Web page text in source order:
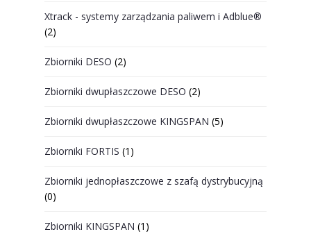
Xtrack - systemy zarządzania paliwem i Adblue®
(2)
Zbiorniki DESO (2)
Zbiorniki dwupłaszczowe DESO (2)
Zbiorniki dwupłaszczowe KINGSPAN (5)
Zbiorniki FORTIS (1)
Zbiorniki jednopłaszczowe z szafą dystrybucyjną
(0)
Zbiorniki KINGSPAN (1)